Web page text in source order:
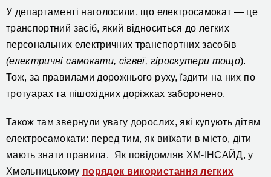
У департаменті наголосили, що електросамокат — це
транспортний засіб, який відноситься до легких
персональних електричних транспортних засобів
(електричні самокати, сігвеї, гіроскутери тощо).
Тож, за правилами дорожнього руху, їздити на них по
тротуарах та пішохідних доріжках заборонено.
Також там звернули увагу дорослих, які купують дітям
електросамокати: перед тим, як виїхати в місто, діти
мають знати правила. Як повідомляв ХМ-ІНСАЙД,у
Хмельницькому порядок використання легких